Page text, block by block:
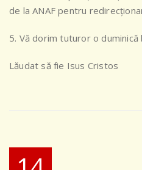
de la ANAF pentru
5. Vă dorim tuturor o duminică
Lăudat să fie Isus Cristos